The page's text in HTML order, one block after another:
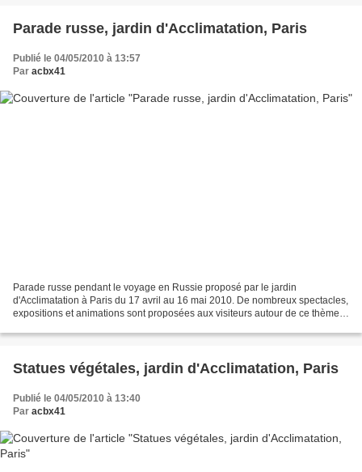
Parade russe, jardin d'Acclimatation, Paris
Publié le 04/05/2010 à 13:57
Par acbx41
Parade russe pendant le voyage en Russie proposé par le jardin
d'Acclimatation à Paris du 17 avril au 16 mai 2010. De nombreux spectacles,
expositions et animations sont proposées aux visiteurs autour de ce thème.
Statues végétales, jardin d'Acclimatation, Paris
Publié le 04/05/2010 à 13:40
Par acbx41